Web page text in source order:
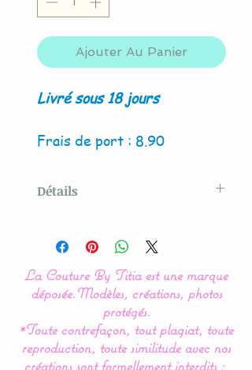
Ajouter Au Panier
Livré sous 18 jours
Frais de port : 8.90
Détails
Couture By Titia
Le tour de Lit est composé
de 3 coussins ( 60 x 45 cm)
: 1 pour la tête de lit et 2
autres pour les côtés.
La Couture By Titia est une marque
déposée.Modèles, créations, photos
protégés.
*Toute contrefaçon, tout plagiat, toute
reproduction, toute similitude avec nos
créations sont formellement interdits :